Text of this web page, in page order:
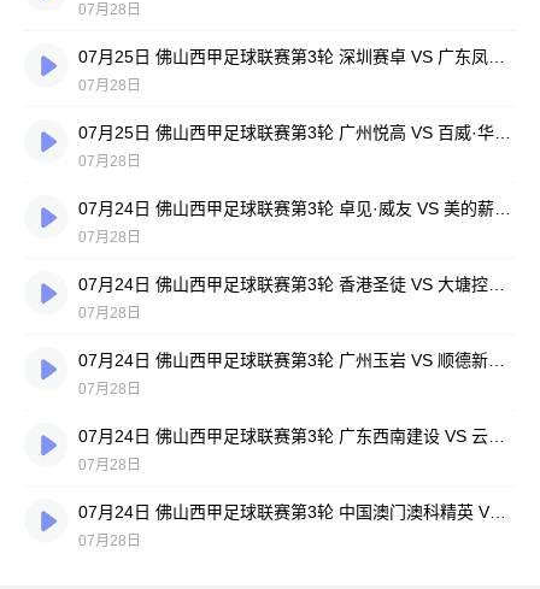
07月28日
07月28日
07月28日
07月28日
07月28日
07月28日
07月28日
07月24日 佛山西甲足球联赛第3轮 中国澳门澳科精英 VS 藝品高國際 全场录像
07月28日